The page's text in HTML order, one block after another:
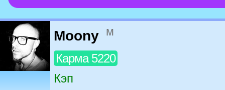
Moony м
Карма 5220
Кэп